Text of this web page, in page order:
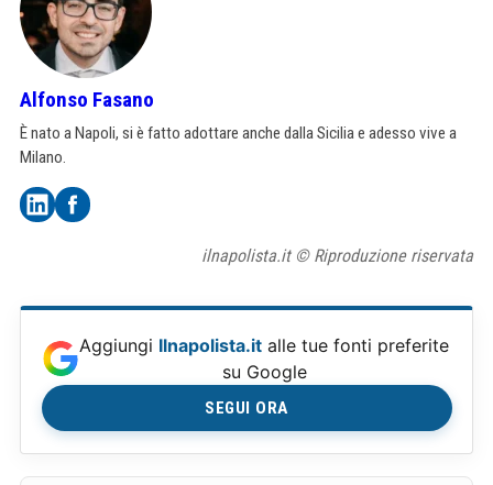
Alfonso Fasano
È nato a Napoli, si è fatto adottare anche dalla Sicilia e adesso vive a
Milano.
ilnapolista.it © Riproduzione riservata
Aggiungi Ilnapolista.it alle tue fonti preferite
su Google
SEGUI ORA